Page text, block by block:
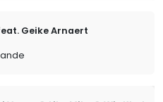
Geike Arnaert